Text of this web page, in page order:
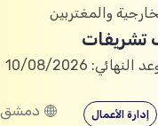
والمغتربين
النهائي: 10/08/2026
إدارة الأعمال دمشق